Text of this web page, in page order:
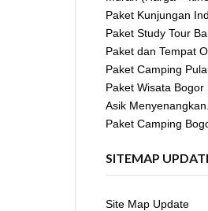
Paket Kunjungan
Paket Study Tour
Paket dan Tempat
Paket Camping
Paket Wisata
Asik
Paket Camping
SITEMAP
Site Map Update